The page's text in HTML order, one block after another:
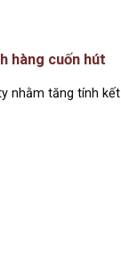
hàng cuốn hút
nhằm tăng tính kết